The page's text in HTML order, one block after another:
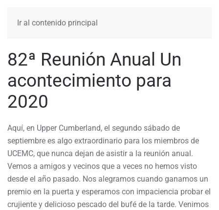
Ir al contenido principal
82ª Reunión Anual Un
acontecimiento para
2020
Aquí, en Upper Cumberland, el segundo sábado de
septiembre es algo extraordinario para los miembros de
UCEMC, que nunca dejan de asistir a la reunión anual.
Vemos a amigos y vecinos que a veces no hemos visto
desde el año pasado. Nos alegramos cuando ganamos un
premio en la puerta y esperamos con impaciencia probar el
crujiente y delicioso pescado del bufé de la tarde. Venimos